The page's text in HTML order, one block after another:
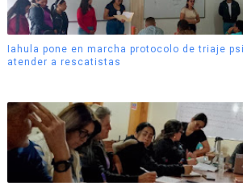
Iahula pone en marcha protocolo de triaje
atender a rescatistas